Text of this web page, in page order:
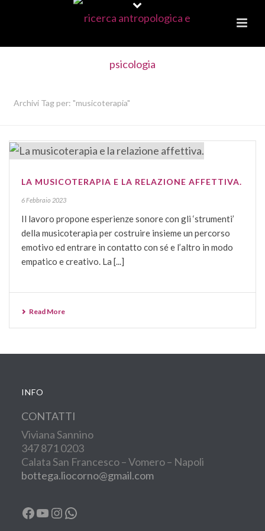
Archivi Tag per: "musicoterapia"
LA MUSICOTERAPIA E LA RELAZIONE AFFETTIVA.
6 Febbraio 2023
Il lavoro propone esperienze sonore con gli ‘strumenti’
della musicoterapia per costruire insieme un percorso
emotivo ed entrare in contatto con sé e l’altro in modo
empatico e creativo. La [...]
Read More
INFO
CONTATTI
Viviana Sannino
347 871 0203
Calata San Francesco – Vomero – Napoli
bottega.liocorno@gmail.com
Facebook
YouTube
Instagram
WhatsApp